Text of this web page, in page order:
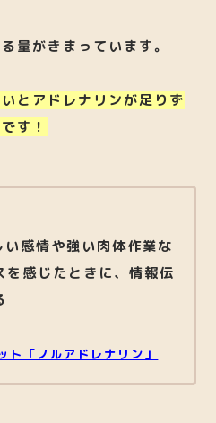
量がきまっています。
とアドレナリンが足りず
す！
感情や強い肉体作業な
を感じたときに、情報伝
「ノルアドレナリン」